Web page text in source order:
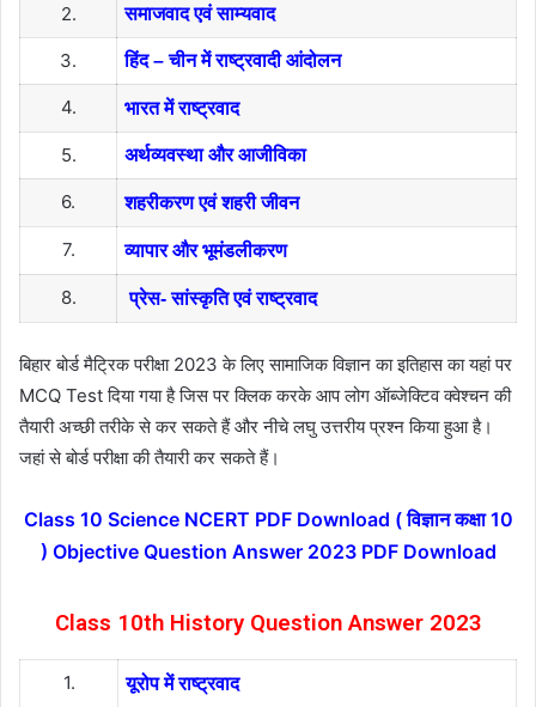
2. समाजवाद एवं साम्यवाद
3. हिंद – चीन में राष्ट्रवादी आंदोलन
4. भारत में राष्ट्रवाद
5. अर्थव्यवस्था और आजीविका
6. शहरीकरण एवं शहरी जीवन
7. व्यापार और भूमंडलीकरण
8. प्रेस- सांस्कृति एवं राष्ट्रवाद
बिहार बोर्ड मैट्रिक परीक्षा 2023 के लिए सामाजिक विज्ञान का इतिहास का यहां पर
MCQ Test दिया गया है जिस पर क्लिक करके आप लोग ऑब्जेक्टिव क्वेश्चन की
तैयारी अच्छी तरीके से कर सकते हैं और नीचे लघु उत्तरीय प्रश्न किया हुआ है।
जहां से बोर्ड परीक्षा की तैयारी कर सकते हैं।
Class 10 Science NCERT PDF Download ( विज्ञान कक्षा 10
) Objective Question Answer 2023 PDF Download
Class 10th History Question Answer 2023
1. यूरोप में राष्ट्रवाद